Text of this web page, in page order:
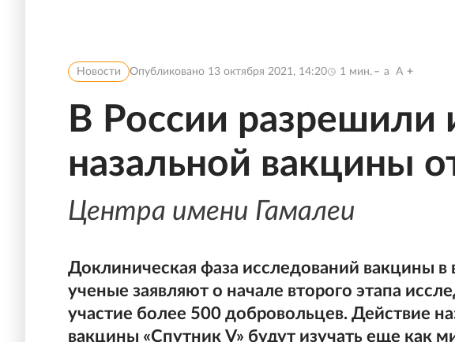
Новости Опубликовано 13 октября 2021, 14:20 1 мин. a A
В России разрешили
назальной вакцины
Центра имени Гамалеи
Доклиническая фаза исследований вакцины в
ученые заявляют о начале второго этапа
участие более 500 добровольцев. Действие
вакцины «Спутник V» будут изучать еще как